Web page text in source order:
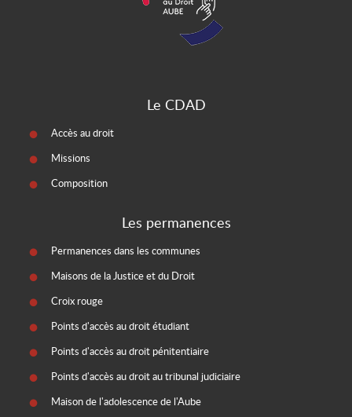
Le CDAD
Accès au droit
Missions
Composition
Les permanences
Permanences dans les communes
Maisons de la Justice et du Droit
Croix rouge
Points d'accès au droit étudiant
Points d'accès au droit pénitentiaire
Points d'accès au droit au tribunal judiciaire
Maison de l'adolescence de l'Aube